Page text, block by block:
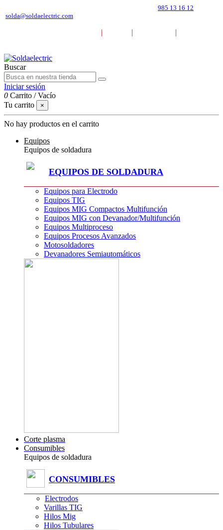
985 13 16 12
solda@soldaelectric.com
| | |
Buscar
Iniciar sesión
0 Carrito /Vacío
Tu carrito
×
No hay productos en el carrito
Equipos
Equipos de soldadura
EQUIPOS DE SOLDADURA
Equipos para Electrodo
Equipos TIG
Equipos MIG Compactos Multifunción
Equipos MIG con Devanador/Multifunción
Equipos Multiproceso
Equipos Procesos Avanzados
Motosoldadores
Devanadores Semiautomáticos
Corte plasma
Consumibles
Equipos de soldadura
CONSUMIBLES
Electrodos
Varillas TIG
Hilos Mig
Hilos Tubulares